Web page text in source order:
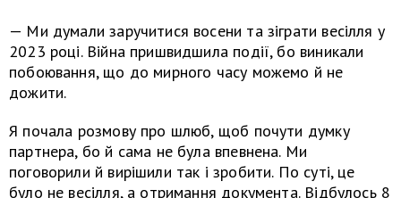
— Ми думали заручитися восени та зіграти весілля у
2023 році. Війна пришвидшила події, бо виникали
побоювання, що до мирного часу можемо й не
дожити.
Я почала розмову про шлюб, щоб почути думку
партнера, бо й сама не була впевнена. Ми
поговорили й вирішили так і зробити. По суті, це
було не весілля, а отримання документа. Відбулось 8